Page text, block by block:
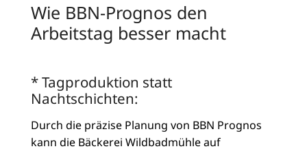
Wie BBN-Prognos den
Arbeitstag besser macht
* Tagproduktion statt
Nachtschichten:
Durch die präzise Planung von BBN Prognos
kann die Bäckerei Wildbadmühle auf